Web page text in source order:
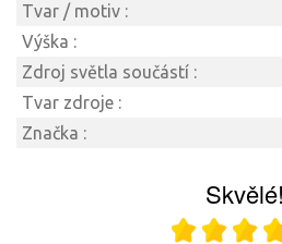
Tvar / motiv :
Výška :
Zdroj světla součástí :
Tvar zdroje :
Značka :